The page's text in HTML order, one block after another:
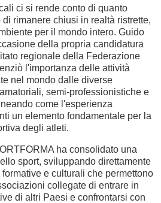
ci si rende conto di quanto
rimanere chiusi in realtà ristrette,
per il mondo intero. Guido
della propria candidatura
regionale della Federazione
l'importanza delle attività
nel mondo dalle diverse
semi-professionistiche e
come l'esperienza
un elemento fondamentale per la
degli atleti.
ha consolidato una
sport, sviluppando direttamente
e culturali che permettono
collegate di entrare in
di altri Paesi e confrontarsi con